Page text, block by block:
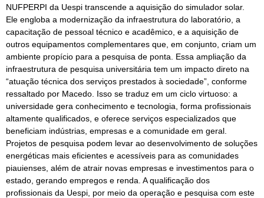
NUFPERPI da Uespi transcende a aquisição do simulador solar.
Ele engloba a modernização da infraestrutura do laboratório, a
capacitação de pessoal técnico e acadêmico, e a aquisição de
outros equipamentos complementares que, em conjunto, criam um
ambiente propício para a pesquisa de ponta. Essa ampliação da
infraestrutura de pesquisa universitária tem um impacto direto na
“atuação técnica dos serviços prestados à sociedade”, conforme
ressaltado por Macedo. Isso se traduz em um ciclo virtuoso: a
universidade gera conhecimento e tecnologia, forma profissionais
altamente qualificados, e oferece serviços especializados que
beneficiam indústrias, empresas e a comunidade em geral.
Projetos de pesquisa podem levar ao desenvolvimento de soluções
energéticas mais eficientes e acessíveis para as comunidades
piauienses, além de atrair novas empresas e investimentos para o
estado, gerando empregos e renda. A qualificação dos
profissionais da Uespi, por meio da operação e pesquisa com este